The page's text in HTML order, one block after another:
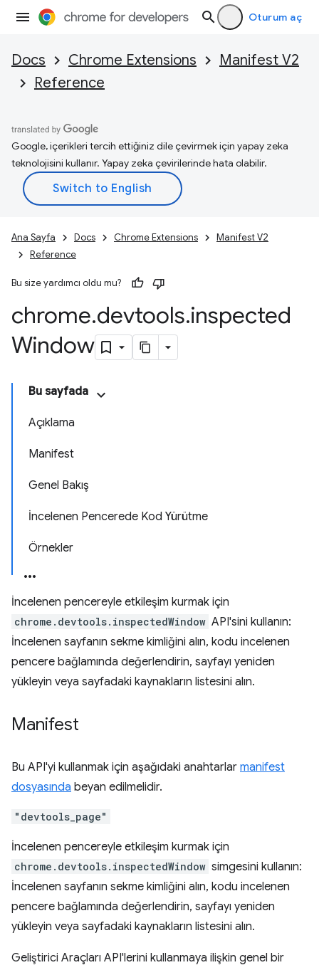
Oturum aç
Docs Chrome Extensions
Manifest V2
Reference
Google, içerikleri tercih ettiğiniz dile çevirmek için yapay zeka
teknolojisini kullanır. Yapay zeka çevirilerinde hata olabilir.
Ana Sayfa Docs Chrome Extensions
Manifest V2
Reference
Bu size yardımcı oldu mu?
chrome.devtools.inspected
Window
Bu sayfada
Açıklama
Manifest
Genel Bakış
İncelenen Pencerede Kod Yürütme
Örnekler
İncelenen pencereyle etkileşim kurmak için
chrome.devtools.inspectedWindow API'sini kullanın:
İncelenen sayfanın sekme kimliğini alın, kodu incelenen
pencere bağlamında değerlendirin, sayfayı yeniden
yükleyin veya sayfadaki kaynakların listesini alın.
Manifest
Bu API'yi kullanmak için aşağıdaki anahtarlar manifest
dosyasında beyan edilmelidir.
"devtools_page"
İncelenen pencereyle etkileşim kurmak için
chrome.devtools.inspectedWindow simgesini kullanın:
İncelenen sayfanın sekme kimliğini alın, kodu incelenen
pencere bağlamında değerlendirin, sayfayı yeniden
yükleyin veya sayfadaki kaynakların listesini alın.
Geliştirici Araçları API'lerini kullanmaya ilişkin genel bir